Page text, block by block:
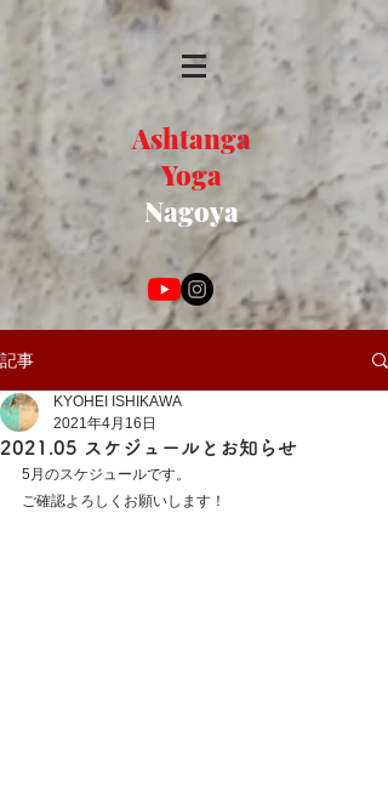
Ashtanga
Yoga
Nagoya
記事
2021.05 スケジュールとお知らせ
KYOHEI ISHIKAWA
2021年4月16日
5月のスケジュールです。
ご確認よろしくお願いします！